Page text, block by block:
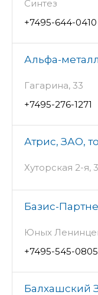
Синтез
+7495-644-0410
Альфа-
Гагарина, 33
+7495-276-1271
Атрис, ЗАО,
Хуторская 2-я,
Базис-
Юных
+7495-545-0805
Балхашский